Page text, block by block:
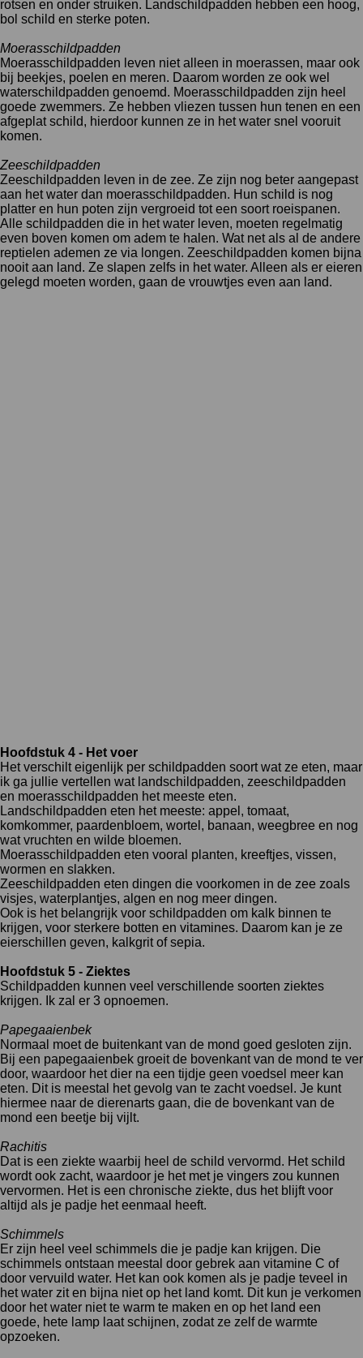
rotsen en onder struiken. Landschildpadden hebben een hoog,
bol schild en sterke poten.
Moerasschildpadden
Moerasschildpadden leven niet alleen in moerassen, maar ook
bij beekjes, poelen en meren. Daarom worden ze ook wel
waterschildpadden genoemd. Moerasschildpadden zijn heel
goede zwemmers. Ze hebben vliezen tussen hun tenen en een
afgeplat schild, hierdoor kunnen ze in het water snel vooruit
komen.
Zeeschildpadden
Zeeschildpadden leven in de zee. Ze zijn nog beter aangepast
aan het water dan moerasschildpadden. Hun schild is nog
platter en hun poten zijn vergroeid tot een soort roeispanen.
Alle schildpadden die in het water leven, moeten regelmatig
even boven komen om adem te halen. Wat net als al de andere
reptielen ademen ze via longen. Zeeschildpadden komen bijna
nooit aan land. Ze slapen zelfs in het water. Alleen als er eieren
gelegd moeten worden, gaan de vrouwtjes even aan land.
Hoofdstuk 4 - Het voer
Het verschilt eigenlijk per schildpadden soort wat ze eten, maar
ik ga jullie vertellen wat landschildpadden, zeeschildpadden
en moerasschildpadden het meeste eten.
Landschildpadden eten het meeste: appel, tomaat,
komkommer, paardenbloem, wortel, banaan, weegbree en nog
wat vruchten en wilde bloemen.
Moerasschildpadden eten vooral planten, kreeftjes, vissen,
wormen en slakken.
Zeeschildpadden eten dingen die voorkomen in de zee zoals
visjes, waterplantjes, algen en nog meer dingen.
Ook is het belangrijk voor schildpadden om kalk binnen te
krijgen, voor sterkere botten en vitamines. Daarom kan je ze
eierschillen geven, kalkgrit of sepia.
Hoofdstuk 5 - Ziektes
Schildpadden kunnen veel verschillende soorten ziektes
krijgen. Ik zal er 3 opnoemen.
Papegaaienbek
Normaal moet de buitenkant van de mond goed gesloten zijn.
Bij een papegaaienbek groeit de bovenkant van de mond te ver
door, waardoor het dier na een tijdje geen voedsel meer kan
eten. Dit is meestal het gevolg van te zacht voedsel. Je kunt
hiermee naar de dierenarts gaan, die de bovenkant van de
mond een beetje bij vijlt.
Rachitis
Dat is een ziekte waarbij heel de schild vervormd. Het schild
wordt ook zacht, waardoor je het met je vingers zou kunnen
vervormen. Het is een chronische ziekte, dus het blijft voor
altijd als je padje het eenmaal heeft.
Schimmels
Er zijn heel veel schimmels die je padje kan krijgen. Die
schimmels ontstaan meestal door gebrek aan vitamine C of
door vervuild water. Het kan ook komen als je padje teveel in
het water zit en bijna niet op het land komt. Dit kun je verkomen
door het water niet te warm te maken en op het land een
goede, hete lamp laat schijnen, zodat ze zelf de warmte
opzoeken.